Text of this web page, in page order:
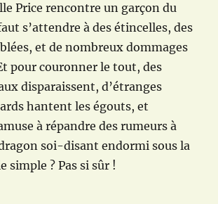
Price rencontre un garçon du
s’attendre à des étincelles, des
et de nombreux dommages
pour couronner le tout, des
disparaissent, d’étranges
hantent les égouts, et
à répandre des rumeurs à
soi-disant endormi sous la
simple ? Pas si sûr !